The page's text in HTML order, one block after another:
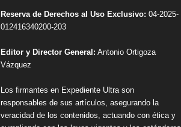
Reserva de Derechos al Uso Exclusivo: 04-2025-
012416340200-203
Editor y Director General: Antonio Ortigoza
Vázquez
Los firmantes en Expediente Ultra son
responsables de sus artículos, asegurando la
veracidad de los contenidos, actuando con ética y